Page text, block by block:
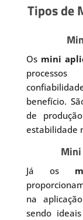
Tipos de
Os mini
benefício.
de
estabilidade
Já os
na
sendo